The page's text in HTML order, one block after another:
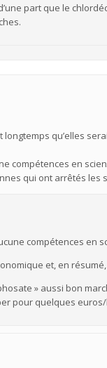
part que le
qu’elles
compétences en
qui ont arrêtés
compétences en
et, en
» aussi bon
pour quelques